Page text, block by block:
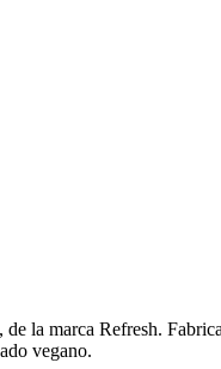
de la marca Refresh.
vegano.